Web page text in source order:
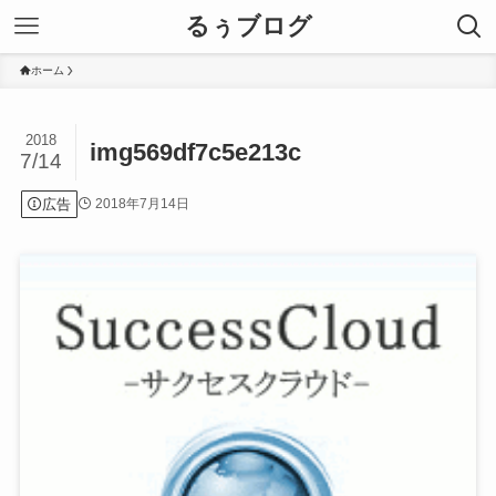
るぅブログ
ホーム
img569df7c5e213c
2018
7/14
広告 2018年7月14日